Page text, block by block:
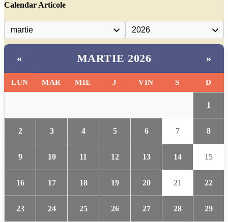
Calendar Articole
« MARTIE 2026 »
LUN MAR MIE J VIN S D
1
2 3 4 5 6 7 8
9 10 11 12 13 14 15
16 17 18 19 20 21 22
23 24 25 26 27 28 29